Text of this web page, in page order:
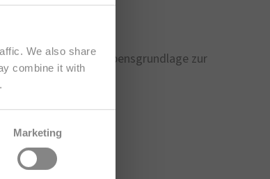
We also share
combine it with
Marketing
Nahrung als Lebensgrundlage zur
werden kann.
FR